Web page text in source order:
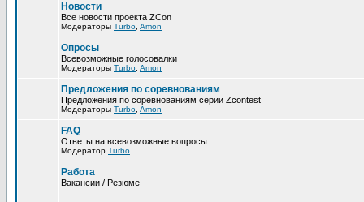
Новости
Все новости проекта ZCon
Модераторы Turbo Amon
Опросы
Всевозможные голосовалки
Модераторы Turbo Amon
Предложения по соревнованиям
Предложения по соревнованиям серии Zcontest
Модераторы Turbo Amon
FAQ
Ответы на всевозможные вопросы
Модератор Turbo
Работа
Вакансии / Резюме